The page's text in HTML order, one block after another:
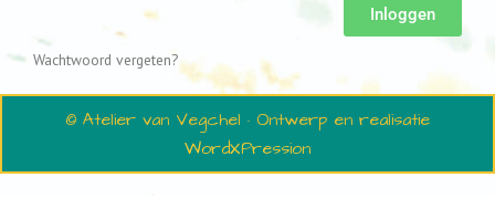
Inloggen
Wachtwoord vergeten?
© Atelier van Vegchel · Ontwerp en realisatie
WordXPression